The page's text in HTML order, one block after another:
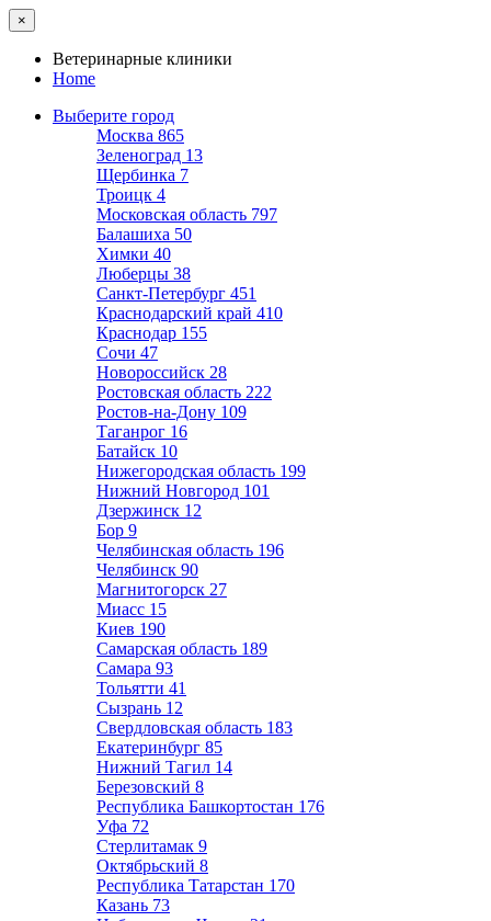
×
Ветеринарные клиники
Home
Выберите город
Москва 865
Зеленоград 13
Щербинка 7
Троицк 4
Московская область 797
Балашиха 50
Химки 40
Люберцы 38
Санкт-Петербург 451
Краснодарский край 410
Краснодар 155
Сочи 47
Новороссийск 28
Ростовская область 222
Ростов-на-Дону 109
Таганрог 16
Батайск 10
Нижегородская область 199
Нижний Новгород 101
Дзержинск 12
Бор 9
Челябинская область 196
Челябинск 90
Магнитогорск 27
Миасс 15
Киев 190
Самарская область 189
Самара 93
Тольятти 41
Сызрань 12
Свердловская область 183
Екатеринбург 85
Нижний Тагил 14
Березовский 8
Республика Башкортостан 176
Уфа 72
Стерлитамак 9
Октябрьский 8
Республика Татарстан 170
Казань 73